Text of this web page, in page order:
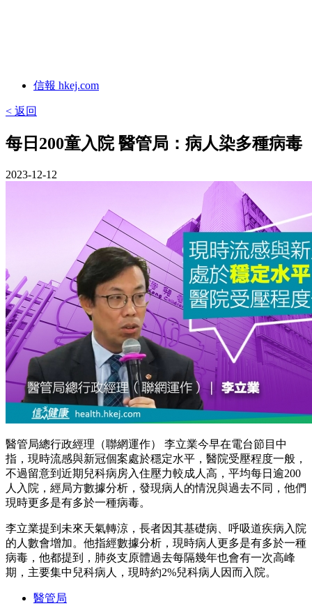
信報 hkej.com
< 返回
每日200童入院 醫管局：病人染多種病毒
2023-12-12
醫管局總行政經理（聯網運作） 李立業今早在電台節目中
指，現時流感與新冠個案處於穩定水平，醫院受壓程度一般，
不過留意到近期兒科病房入住壓力較成人高，平均每日逾200
人入院，經局方數據分析，發現病人的情況與過去不同，他們
現時更多是有多於一種病毒。
李立業提到未來天氣轉涼，長者因其基礎病、呼吸道疾病入院
的人數會增加。他指經數據分析，現時病人更多是有多於一種
病毒，他都提到，肺炎支原體過去每隔幾年也會有一次高峰
期，主要集中兒科病人，現時約2%兒科病人因而入院。
醫管局